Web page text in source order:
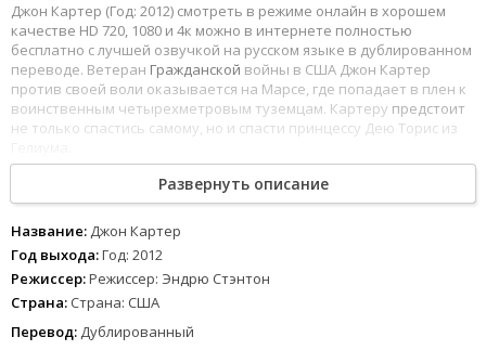
Джон Картер (Год: 2012) смотреть в режиме онлайн в хорошем
качестве HD 720, 1080 и 4к можно в интернете полностью
бесплатно с лучшей озвучкой на русском языке в дублированном
переводе. Ветеран Гражданской войны в США Джон Картер
против своей воли оказывается на Марсе, где попадает в плен к
воинственным четырехметровым туземцам. Картеру предстоит
не только спастись самому, но и спасти принцессу Дею Торис из
12345 678
Развернуть описание
Название: Джон Картер
Год выхода:Год: 2012
Режиссер:Режиссер: Эндрю Стэнтон
Страна: Страна: США
Перевод: Дублированный